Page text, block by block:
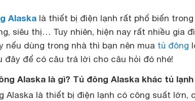
Alaska là thiết bị điện lạnh rất phổ biến
siêu thị… Tuy nhiên, hiện nay rất nhiều gia
nếu dùng trong nhà thì bạn nên mua tủ đông
đây để có câu trả lời cho câu hỏi đó nhé!
Alaska là gì? Tủ đông Alaska khác tủ
Alaska là thiết bị điện lạnh có công suất lớn,